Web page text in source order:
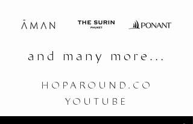
and many more...
HOPAROUND.CO
YOUTUBE